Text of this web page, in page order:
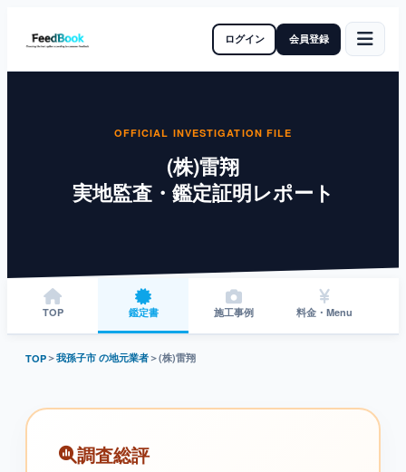
ログイン 会員登録
OFFICIAL INVESTIGATION FILE
(株)雷翔
実地監査・鑑定証明レポート
TOP 鑑定書 施工事例 料金・Menu
TOP＞我孫子市 の地元業者＞(株)雷翔
調査総評